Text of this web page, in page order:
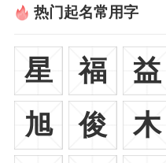
热门起名常用字
星 福 益
旭
俊 木